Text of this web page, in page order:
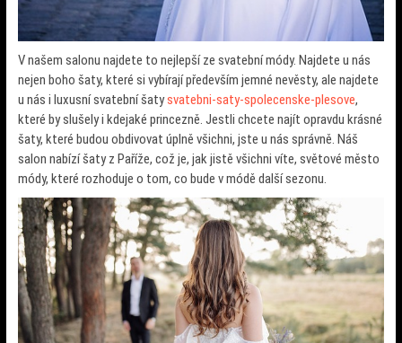
V našem salonu najdete to nejlepší ze svatební módy. Najdete u nás
nejen boho šaty, které si vybírají především jemné nevěsty, ale najdete
u nás i luxusní svatební šatysvatebni-saty-spolecenske-plesove,
které by slušely i kdejaké princezně. Jestli chcete najít opravdu krásné
šaty, které budou obdivovat úplně všichni, jste u nás správně. Náš
salon nabízí šaty z Paříže, což je, jak jistě všichni víte, světové město
módy, které rozhoduje o tom, co bude v módě další sezonu.